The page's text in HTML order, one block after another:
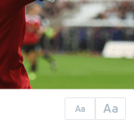
Aa Aa